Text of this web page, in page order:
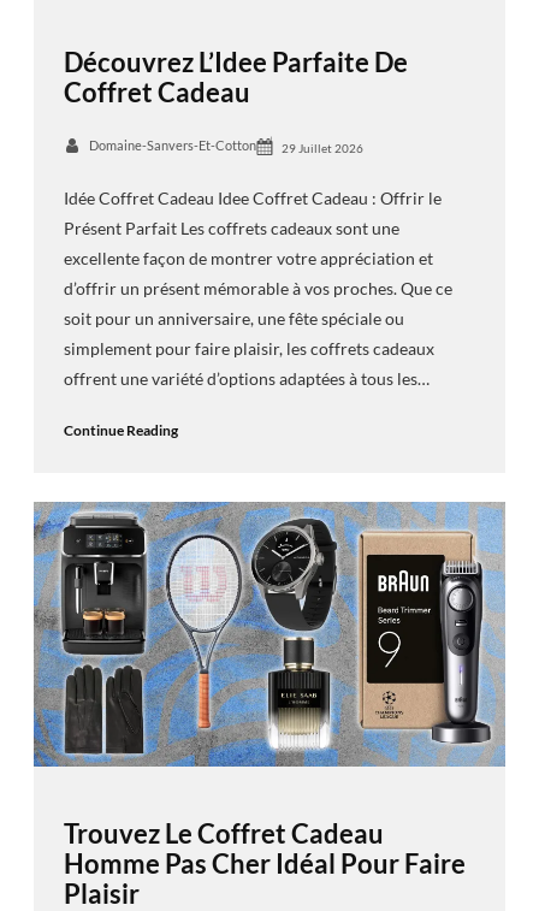
Découvrez L’Idee Parfaite De
Coffret Cadeau
Domaine-Sanvers-Et-Cotton 29 Juillet 2026
Idée Coffret Cadeau Idee Coffret Cadeau : Offrir le
Présent Parfait Les coffrets cadeaux sont une
excellente façon de montrer votre appréciation et
d’offrir un présent mémorable à vos proches. Que ce
soit pour un anniversaire, une fête spéciale ou
simplement pour faire plaisir, les coffrets cadeaux
offrent une variété d’options adaptées à tous les…
Continue Reading
Trouvez Le Coffret Cadeau
Homme Pas Cher Idéal Pour Faire
Plaisir